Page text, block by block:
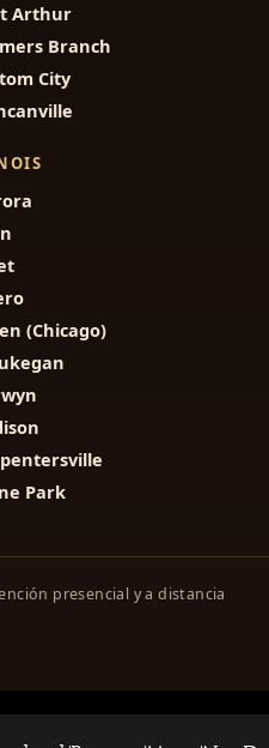
Arthur
Branch
City
(Chicago)
Park
presencial y a distancia